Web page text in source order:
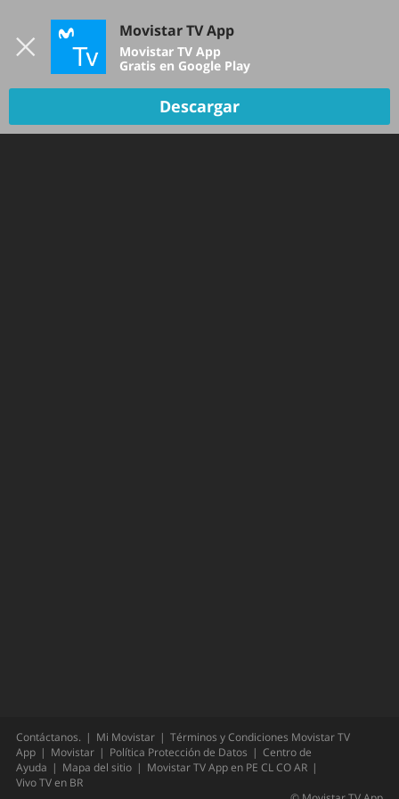
Contáctanos. Mi Movistar
Términos y Condiciones Movistar TV
App
Movistar Política Protección de Datos
Centro de
Ayuda
Mapa del sitio Movistar TV App en PE CLCOAR
Vivo TV en BR
Movistar TV App
Movistar TV App
Gratis en Google Play
Descargar